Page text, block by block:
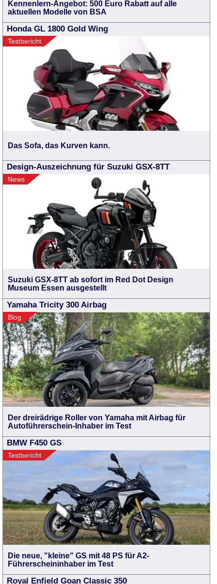
Kennenlern-Angebot: 500 Euro Rabatt auf alle
aktuellen Modelle von BSA
Honda GL 1800 Gold Wing
Testbericht
Das Sofa, das Kurven kann.
Design-Auszeichnung für Suzuki GSX-8TT
News
Suzuki GSX-8TT ab sofort im Red Dot Design
Museum Essen ausgestellt
Yamaha Tricity 300 Airbag
Blog
Der dreirädrige Roller von Yamaha mit Airbag für
Autoführerschein-Inhaber im Test
BMW F450 GS
Testbericht
Die neue, "kleine" GS mit 48 PS für A2-
Führerscheininhaber im Test
Royal Enfield Goan Classic 350